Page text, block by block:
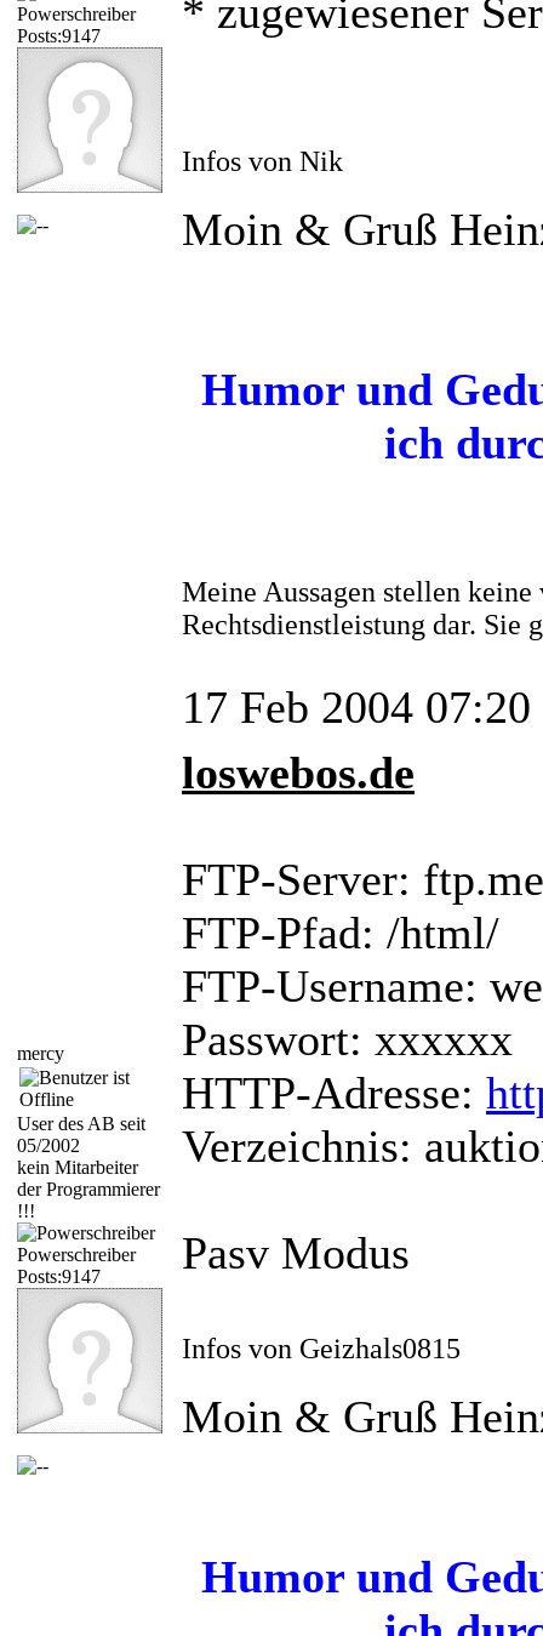
Powerschreiber
Posts:9147
* zugewiesener
Infos von Nik
Moin & Gruß
Humor und
ich
Meine Aussagen stellen
Rechtsdienstleistung dar. Sie
mercy
User des AB seit
05/2002
kein Mitarbeiter
der Programmierer
!!!
Powerschreiber
Posts:9147
17 Feb 2004 07:20
loswebos.de
FTP-Server:
FTP-Pfad: /html/
FTP-Username:
Passwort: xxxxxx
HTTP-Adresse:
Verzeichnis:
Pasv Modus
Infos von Geizhals0815
Moin & Gruß
Humor und